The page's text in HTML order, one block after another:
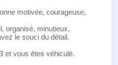
motivée, courageuse,
organisé, minutieux,
le souci du détail.
et vous êtes véhiculé.